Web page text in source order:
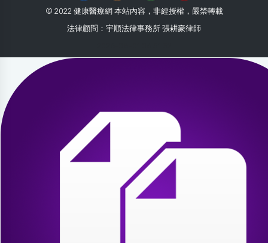
© 2022 健康醫療網 本站內容，非經授權，嚴禁轉載
法律顧問：宇順法律事務所 張耕豪律師